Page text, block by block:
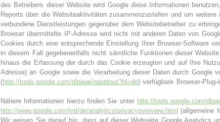
des Betreibers dieser Website wird Google diese Informationen
Reports über die Websiteaktivitäten zusammenzustellen und um
verbundene Dienstleistungen gegenüber dem Websitebetreiber zu
Browser übermittelte IP-Adresse wird nicht mit anderen Daten von
Cookies durch eine entsprechende Einstellung Ihrer Browser-Software
in diesem Fall gegebenenfalls nicht sämtliche Funktionen dieser
hinaus die Erfassung der durch das Cookie erzeugten und auf Ihre
Adresse) an Google sowie die Verarbeitung dieser Daten durch Google
(http://tools.google.com/dlpage/gaoptout?hl=de) verfügbare Browser-
Nähere Informationen hierzu finden Sie unter http://tools.google.com/
http://www.google.com/intl/de/analytics/privacyoverview.html
(allgemeine
Wir weisen Sie darauf hin, dass auf dieser Webseite Google Analytics